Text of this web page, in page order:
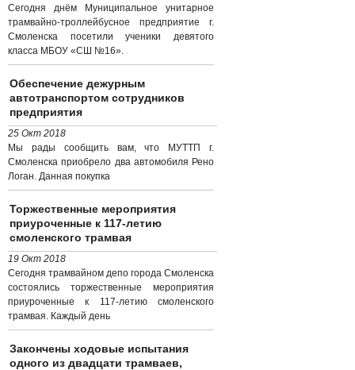
Сегодня днём Муниципальное унитарное
трамвайно-троллейбусное предприятие г.
Смоленска посетили ученики девятого
класса МБОУ «СШ №16».
Обеспечение дежурным
автотранспортом сотрудников
предприятия
25 Окт 2018
Мы рады сообщить вам, что МУТТП г.
Смоленска приобрело два автомобиля Рено
Логан. Данная покупка
Торжественные мероприятия
приуроченные к 117-летию
смоленского трамвая
19 Окт 2018
Сегодня трамвайном депо города Смоленска
состоялись торжественные мероприятия
приуроченные к 117-летию смоленского
трамвая. Каждый день
Закончены ходовые испытания
одного из двадцати трамваев,